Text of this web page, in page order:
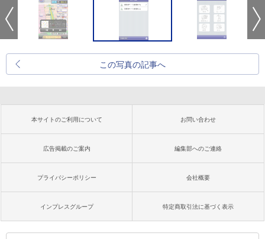
この写真の記事へ
本サイトのご利用について お問い合わせ
広告掲載のご案内 編集部へのご連絡
プライバシーポリシー 会社概要
インプレスグループ 特定商取引法に基づく表示